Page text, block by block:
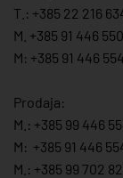
T.: +385 22 216
M. +385 91 446
M: +385 91 446
Prodaja:
M.: +385 99 446
M: +385 91 446
M.: +385 99 702